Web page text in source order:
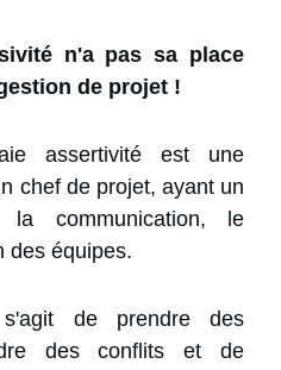
n'a pas sa place
de projet !
assertivité est une
chef de projet, ayant un
communication, le
des équipes.
s'agit de prendre des
des conflits et de